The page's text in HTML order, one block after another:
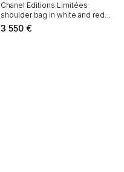
Chanel Editions Limitées
shoulder bag in white and red
leather
3 550 €